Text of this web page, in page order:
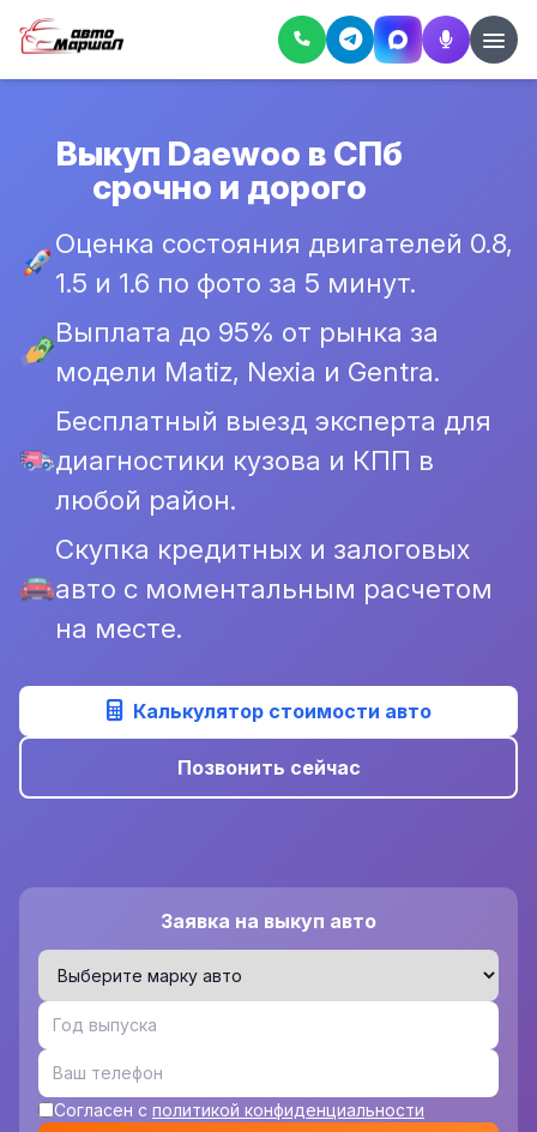
Выкуп Daewoo в СПб
срочно и дорого
Оценка состояния двигателей 0.8,
1.5 и 1.6 по фото за 5 минут.
Выплата до 95% от рынка за
модели Matiz, Nexia и Gentra.
Бесплатный выезд эксперта для
диагностики кузова и КПП в
любой район.
Скупка кредитных и залоговых
авто с моментальным расчетом
на месте.
Калькулятор стоимости авто
Позвонить сейчас
Заявка на выкуп авто
Согласен с политикой конфиденциальности